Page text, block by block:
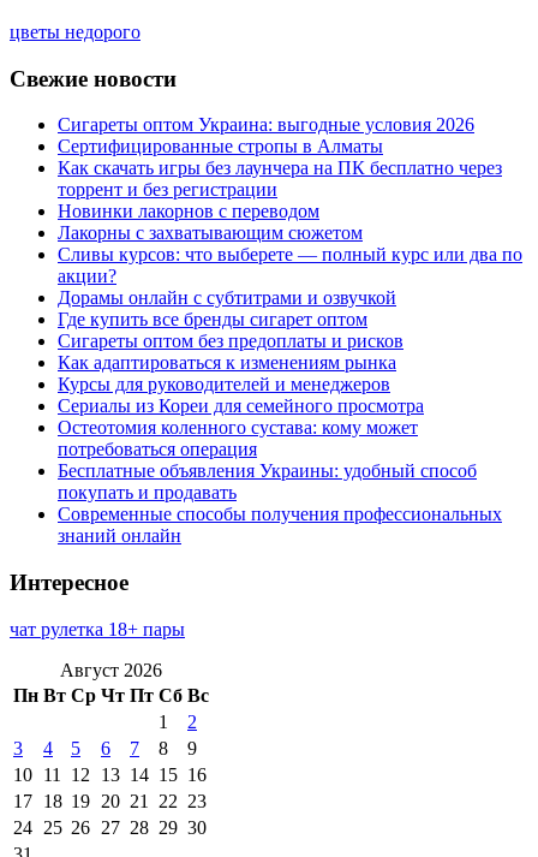
цветы недорого
Свежие новости
Сигареты оптом Украина: выгодные условия 2026
Сертифицированные стропы в Алматы
Как скачать игры без лаунчера на ПК бесплатно через
торрент и без регистрации
Новинки лакорнов с переводом
Лакорны с захватывающим сюжетом
Сливы курсов: что выберете — полный курс или два по
акции?
Дорамы онлайн с субтитрами и озвучкой
Где купить все бренды сигарет оптом
Сигареты оптом без предоплаты и рисков
Как адаптироваться к изменениям рынка
Курсы для руководителей и менеджеров
Сериалы из Кореи для семейного просмотра
Остеотомия коленного сустава: кому может
потребоваться операция
Бесплатные объявления Украины: удобный способ
покупать и продавать
Современные способы получения профессиональных
знаний онлайн
Интересное
чат рулетка 18+ пары
Август 2026
Пн Вт Ср Чт Пт Сб Вс
1
2
3
4 5 6 7 8
9
10 11 12 13 14 15 16
17 18 19 20 21 22 23
24 25 26 27 28 29 30